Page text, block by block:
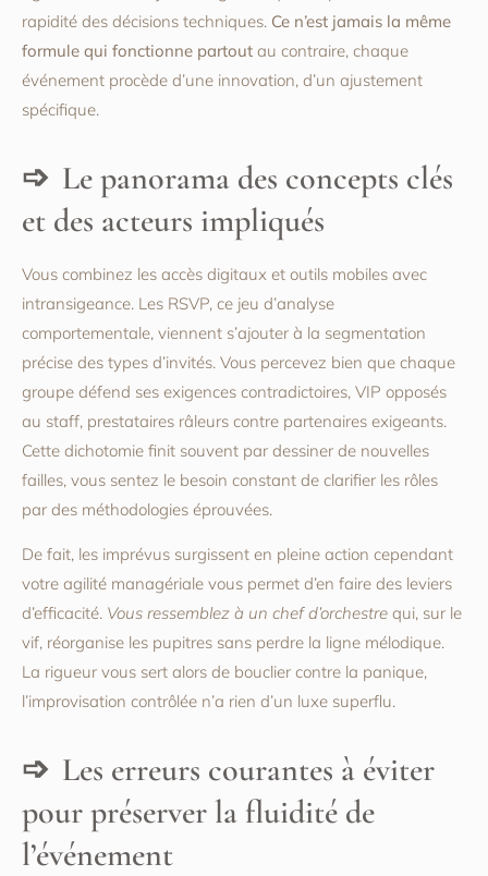
rapidité des décisions techniques. Ce n’est jamais la même
formule qui fonctionne partout au contraire, chaque
événement procède d’une innovation, d’un ajustement
spécifique.
Le panorama des concepts clés
et des acteurs impliqués
Vous combinez les accès digitaux et outils mobiles avec
intransigeance. Les RSVP, ce jeu d’analyse
comportementale, viennent s’ajouter à la segmentation
précise des types d’invités. Vous percevez bien que chaque
groupe défend ses exigences contradictoires, VIP opposés
au staff, prestataires râleurs contre partenaires exigeants.
Cette dichotomie finit souvent par dessiner de nouvelles
failles, vous sentez le besoin constant de clarifier les rôles
par des méthodologies éprouvées.
De fait, les imprévus surgissent en pleine action cependant
votre agilité managériale vous permet d’en faire des leviers
d’efficacité. Vous ressemblez à un chef d’orchestre qui, sur le
vif, réorganise les pupitres sans perdre la ligne mélodique.
La rigueur vous sert alors de bouclier contre la panique,
l’improvisation contrôlée n’a rien d’un luxe superflu.
Les erreurs courantes à éviter
pour préserver la fluidité de
l’événement